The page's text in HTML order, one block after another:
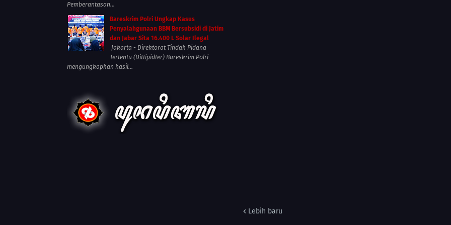
Lebih baru
Pemberantasan...
Bareskrim Polri Ungkap Kasus
Penyalahgunaan BBM Bersubsidi di Jatim
dan Jabar Sita 16.400 L Solar Ilegal
Jakarta - Direktorat Tindak Pidana
Tertentu (Dittipidter) Bareskrim Polri
mengungkapkan hasil...